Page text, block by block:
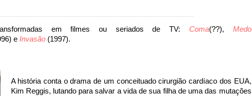
em filmes ou seriados de TV: Coma(??), Medo
e Invasão(1997).
A história conta o drama de um conceituado cirurgião cardíaco dos EUA,
Kim Reggis, lutando para salvar a vida de sua filha de uma das mutações